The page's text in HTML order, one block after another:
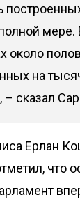
мере.
около
на
– сказал
Ерлан
что